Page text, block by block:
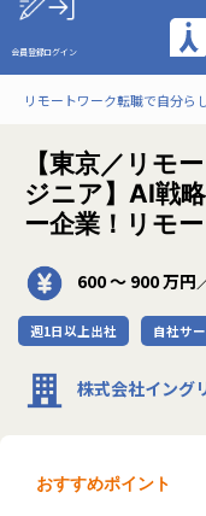
会員登録ログイン
リモートワーク転職で自分ら
【東京／リモ
ジニア】AI戦
ー企業！リモ
600 〜 900 万円
週1日以上出社 自社サ
株式会社イング
おすすめポイント